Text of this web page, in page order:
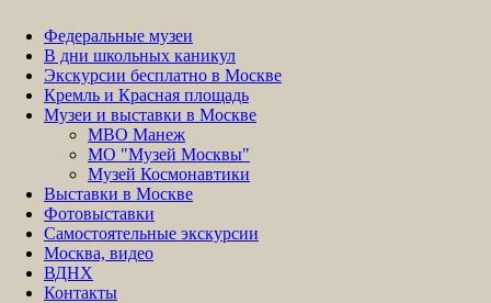
Федеральные музеи
В дни школьных каникул
Экскурсии бесплатно в Москве
Кремль и Красная площадь
Музеи и выставки в Москве
МВО Манеж
МО "Музей Москвы"
Музей Космонавтики
Выставки в Москве
Фотовыставки
Самостоятельные экскурсии
Москва, видео
ВДНХ
Контакты